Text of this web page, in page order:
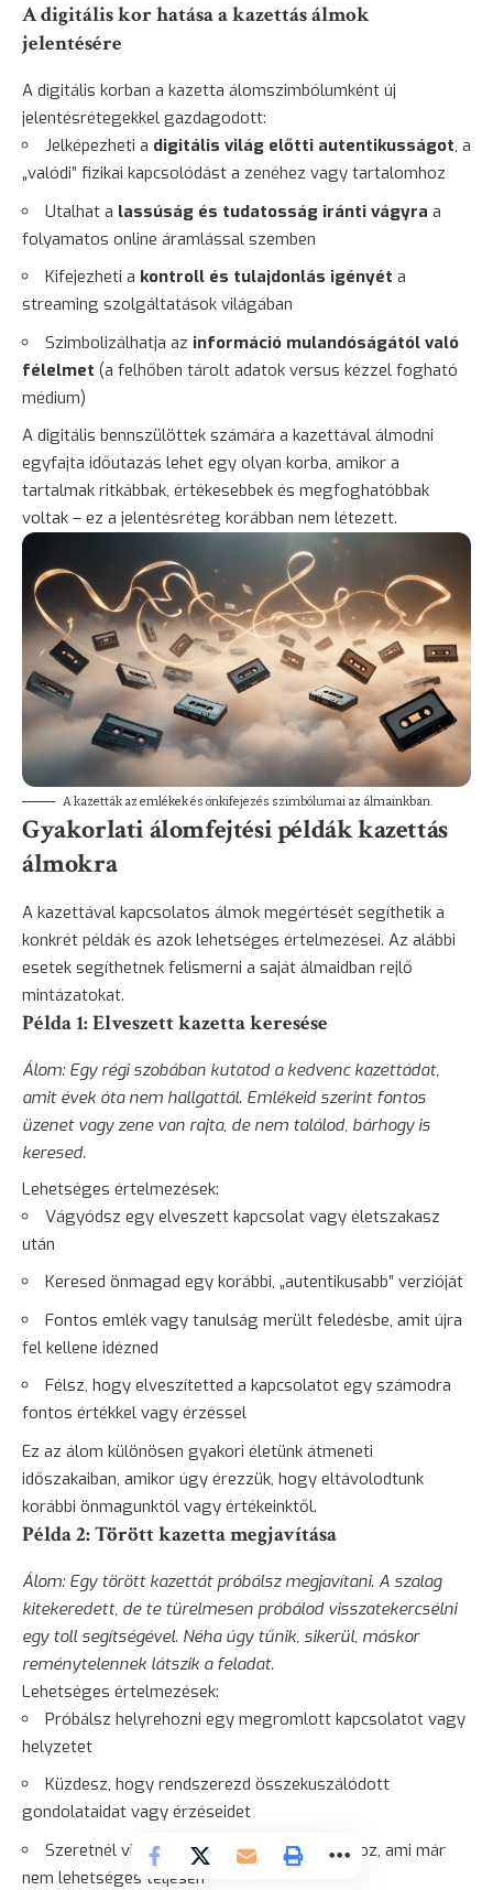
A digitális kor hatása a kazettás álmok
jelentésére
A digitális korban a kazetta álomszimbólumként új
jelentésrétegekkel gazdagodott:
Jelképezheti a digitális világ előtti autentikusságot, a
„valódi” fizikai kapcsolódást a zenéhez vagy tartalomhoz
Utalhat a lassúság és tudatosság iránti vágyra a
folyamatos online áramlással szemben
Kifejezheti a kontroll és tulajdonlás igényét a
streaming szolgáltatások világában
Szimbolizálhatja az információ mulandóságától való
félelmet (a felhőben tárolt adatok versus kézzel fogható
médium)
A digitális bennszülöttek számára a kazettával álmodni
egyfajta időutazás lehet egy olyan korba, amikor a
tartalmak ritkábbak, értékesebbek és megfoghatóbbak
voltak – ez a jelentésréteg korábban nem létezett.
A kazetták az emlékek és önkifejezés szimbólumai az álmainkban.
Gyakorlati álomfejtési példák kazettás
álmokra
A kazettával kapcsolatos álmok megértését segíthetik a
konkrét példák és azok lehetséges értelmezései. Az alábbi
esetek segíthetnek felismerni a saját álmaidban rejlő
mintázatokat.
Példa 1: Elveszett kazetta keresése
Álom: Egy régi szobában kutatod a kedvenc kazettádat,
amit évek óta nem hallgattál. Emlékeid szerint fontos
üzenet vagy zene van rajta, de nem találod, bárhogy is
keresed.
Lehetséges értelmezések:
Vágyódsz egy elveszett kapcsolat vagy életszakasz
után
Keresed önmagad egy korábbi, „autentikusabb” verzióját
Fontos emlék vagy tanulság merült feledésbe, amit újra
fel kellene idézned
Félsz, hogy elveszítetted a kapcsolatot egy számodra
fontos értékkel vagy érzéssel
Ez az álom különösen gyakori életünk átmeneti
időszakaiban, amikor úgy érezzük, hogy eltávolodtunk
korábbi önmagunktól vagy értékeinktől.
Példa 2: Törött kazetta megjavítása
Álom: Egy törött kazettát próbálsz megjavítani. A szalag
kitekeredett, de te türelmesen próbálod visszatekercsélni
egy toll segítségével. Néha úgy tűnik, sikerül, máskor
reménytelennek látszik a feladat.
Lehetséges értelmezések:
Próbálsz helyrehozni egy megromlott kapcsolatot vagy
helyzetet
Küzdesz, hogy rendszerezd összekuszálódott
gondolataidat vagy érzéseidet
Szeretnél visszatérni egy korábbi állapothoz, ami már
nem lehetséges teljesen